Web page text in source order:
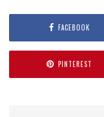
FACEBOOK
PINTEREST